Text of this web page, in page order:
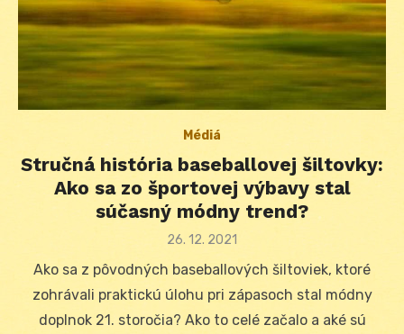
Médiá
Stručná história baseballovej šiltovky:
Ako sa zo športovej výbavy stal
súčasný módny trend?
Posted
26. 12. 2021
Ako sa z pôvodných baseballových šiltoviek, ktoré
zohrávali praktickú úlohu pri zápasoch stal módny
doplnok 21. storočia? Ako to celé začalo a aké sú